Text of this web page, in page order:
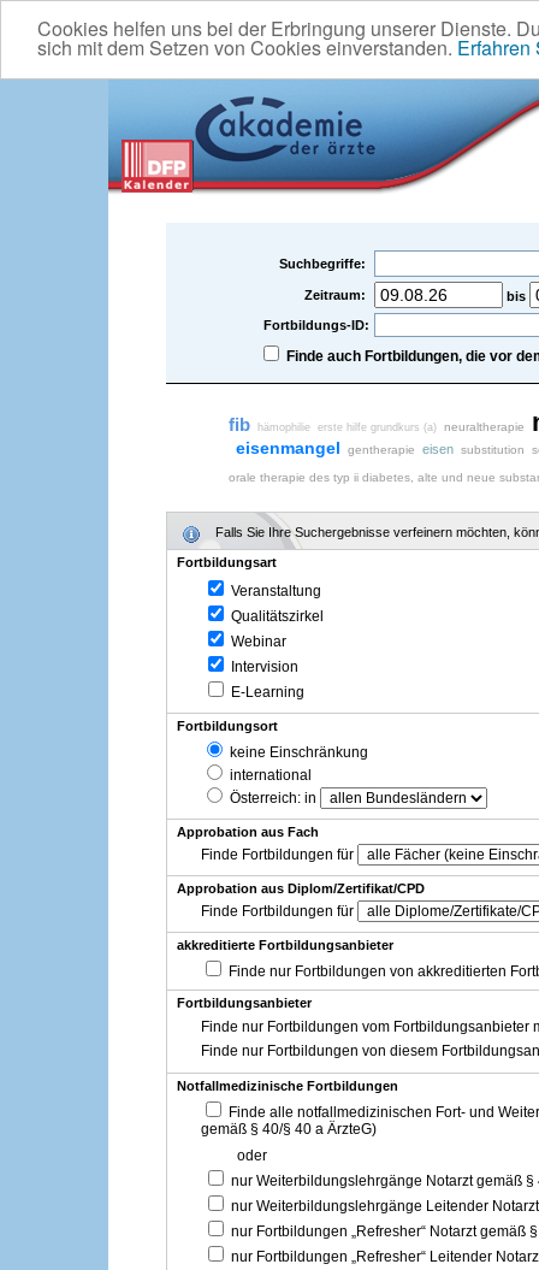
Cookies helfen uns bei der Erbringung unserer Dienste.
sich mit dem Setzen von Cookies einverstanden. Erfahren
Suchbegriffe:
Zeitraum:
bis
Fortbildungs-ID:
Finde auch Fortbildungen, die vor
fib hämophilie erste hilfe grundkurs (a) neuraltherapie
eisenmangel gentherapie eisen substitution
orale therapie des typ ii diabetes, alte und neue
Falls Sie Ihre Suchergebnisse verfeinern möchten,
Fortbildungsart
Veranstaltung
Qualitätszirkel
Webinar
Intervision
E-Learning
Fortbildungsort
keine Einschränkung
international
Österreich: in
Approbation aus Fach
Finde Fortbildungen für
Approbation aus Diplom/Zertifikat/CPD
Finde Fortbildungen für
akkreditierte Fortbildungsanbieter
Finde nur Fortbildungen von akkreditierten
Fortbildungsanbieter
Finde nur Fortbildungen vom Fortbildungsanbieter
Finde nur Fortbildungen von diesem
Notfallmedizinische Fortbildungen
Finde alle notfallmedizinischen Fort- und
gemäß § 40/§ 40 a ÄrzteG)
oder
nur Weiterbildungslehrgänge Notarzt gemäß §
nur Weiterbildungslehrgänge Leitender
nur Fortbildungen „Refresher“ Notarzt gemäß
nur Fortbildungen „Refresher“ Leitender